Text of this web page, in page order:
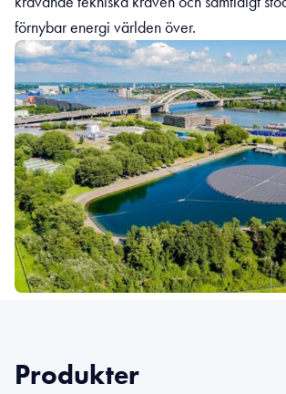
förnybar energi världen över.
Produkter